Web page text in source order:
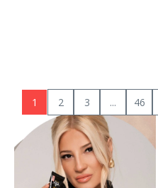
1 2 3 ... 46